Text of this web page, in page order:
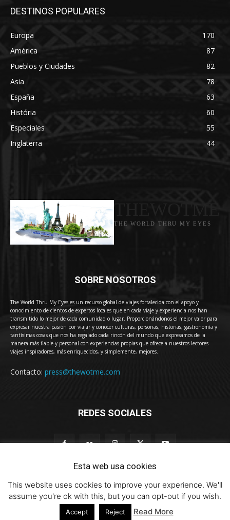
DESTINOS POPULARES
Europa
170
América
87
Pueblos y Ciudades
82
Asia
78
España
63
História
60
Especiales
55
Inglaterra
44
THE WORLD THRU MY EYES
SOBRE NOSOTROS
The World Thru My Eyes es un recurso global de viajes fortalecida con el apoyo y
conocimiento de cientos de expertos locales que en cada viaje y experiencia nos han
transmitido lo mejor de cada comunidad o lugar. Proporcionándonos el mejor valor para
expresar nuestra pasión por viajar y conocer culturas, personas, historias, gastronomía y
tantísimas cosas que nos ha regalado cada rincón del mundo que expresamos de la
manera más fiable y personal con experiencias propias que ofrece a nuestros lectores
viajes inspiradores, más enriquecidos, y simplemente, mejores.
Contacto: press@thewotme.com
REDES SOCIALES
© 2011-2023 The World Thru My Eyes - Travel Magazine (Versión 4.0)
thewotme@TV Sobre Nosotros Contacto
Esta web usa cookies
This website uses cookies to improve your experience. We'll
assume you're ok with this, but you can opt-out if you wish.
Accept Reject Read More